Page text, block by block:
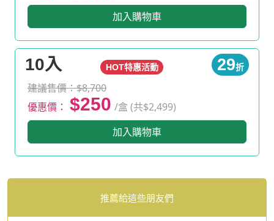
加入購物車
10入 HOT特惠活動 29折
建議售價：$8,700
優惠價： $250 /盒 (共$2,499)
加入購物車
推薦給這些朋友們